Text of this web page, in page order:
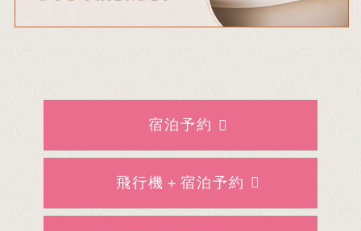
宿泊予約
飛行機＋宿泊予約